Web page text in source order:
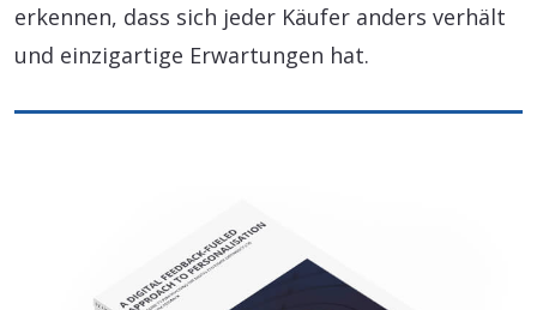
erkennen, dass sich jeder Käufer anders verhält
und einzigartige Erwartungen hat.